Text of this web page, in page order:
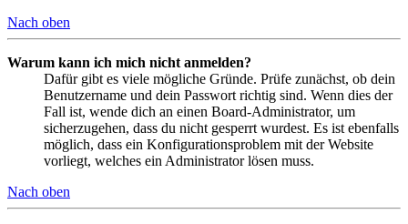
Nach oben
Warum kann ich mich nicht anmelden?
Dafür gibt es viele mögliche Gründe. Prüfe zunächst, ob dein
Benutzername und dein Passwort richtig sind. Wenn dies der
Fall ist, wende dich an einen Board-Administrator, um
sicherzugehen, dass du nicht gesperrt wurdest. Es ist ebenfalls
möglich, dass ein Konfigurationsproblem mit der Website
vorliegt, welches ein Administrator lösen muss.
Nach oben